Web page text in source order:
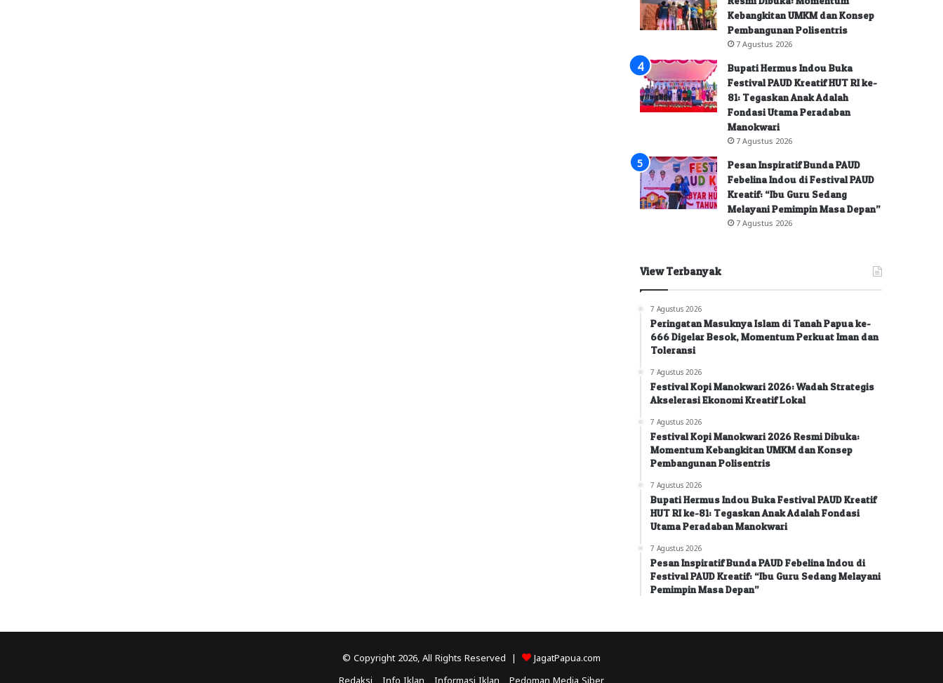
Kebangkitan UMKM dan Konsep
Pembangunan Polisentris
7 Agustus 2026
Bupati Hermus Indou Buka
Festival PAUD Kreatif HUT RI ke-
81: Tegaskan Anak Adalah
Fondasi Utama Peradaban
Manokwari
7 Agustus 2026
Pesan Inspiratif Bunda PAUD
Febelina Indou di Festival PAUD
Kreatif: “Ibu Guru Sedang
Melayani Pemimpin Masa Depan”
7 Agustus 2026
View Terbanyak
7 Agustus 2026
Peringatan Masuknya Islam di Tanah Papua ke-
666 Digelar Besok, Momentum Perkuat Iman dan
Toleransi
7 Agustus 2026
Festival Kopi Manokwari 2026: Wadah Strategis
Akselerasi Ekonomi Kreatif Lokal
7 Agustus 2026
Festival Kopi Manokwari 2026 Resmi Dibuka:
Momentum Kebangkitan UMKM dan Konsep
Pembangunan Polisentris
7 Agustus 2026
Bupati Hermus Indou Buka Festival PAUD Kreatif
HUT RI ke-81: Tegaskan Anak Adalah Fondasi
Utama Peradaban Manokwari
7 Agustus 2026
Pesan Inspiratif Bunda PAUD Febelina Indou di
Festival PAUD Kreatif: “Ibu Guru Sedang Melayani
Pemimpin Masa Depan”
© Copyright 2026, All Rights Reserved | JagatPapua.com
Redaksi Info Iklan Informasi Iklan Pedoman Media Siber